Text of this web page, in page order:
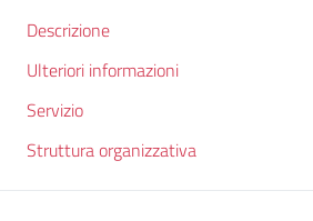
Descrizione
Ulteriori informazioni
Servizio
Struttura organizzativa